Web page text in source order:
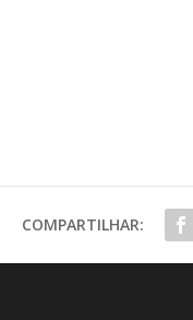
COMPARTILHAR: